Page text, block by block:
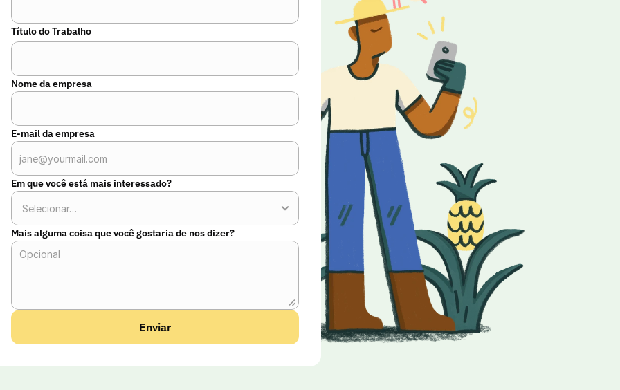
Título do Trabalho
Nome da empresa
E-mail da empresa
Em que você está mais interessado?
Mais alguma coisa que você gostaria de nos dizer?
Enviar